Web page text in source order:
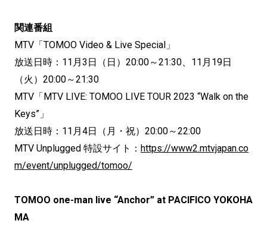
関連番組
MTV「TOMOO Video & Live Special」
放送日時：11月3日（日）20:00～21:30、11月19日
（火）20:00～21:30
MTV「MTV LIVE: TOMOO LIVE TOUR 2023 “Walk on the
Keys”」
放送日時：11月4日（月・祝）20:00～22:00
MTV Unplugged 特設サイト： https://www2.mtvjapan.co
m/event/unplugged/tomoo/
TOMOO one-man live “Anchor” at PACIFICO YOKOHA
MA